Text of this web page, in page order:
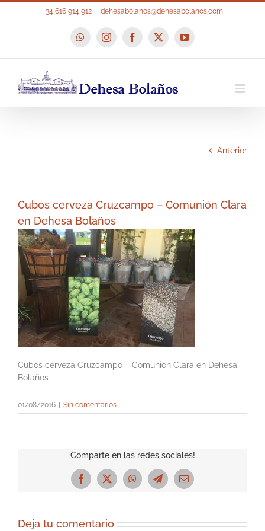
+34 616 914 912 dehesabolanos@dehesabolanos.com
WhatsAppInstagramFacebook
X YouTube
Anterior
Cubos cerveza Cruzcampo – Comunión Clara
en Dehesa Bolaños
Cubos cerveza Cruzcampo – Comunión Clara en Dehesa
Bolaños
01/08/2016 Sin comentarios
Comparte en las redes sociales!
Facebook
X WhatsAppTelegramCorreo
Deja tu comentario